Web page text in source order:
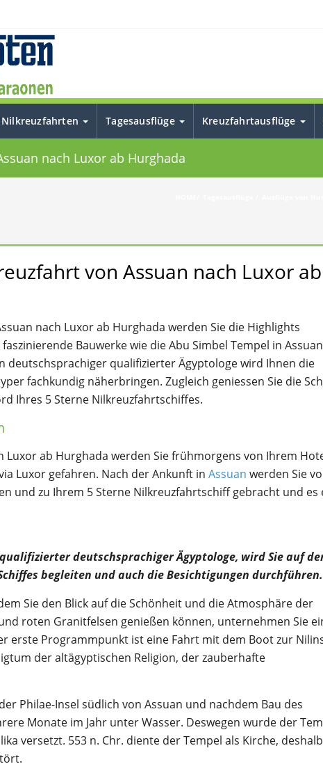
Nilkreuzfahrten Tagesausflüge Kreuzfahrtausflüge
nach Luxor ab Hurghada
von Assuan nach Luxor ab
nach Luxor ab Hurghada werden Sie die Highlights
Bauwerke wie die Abu Simbel Tempel in
deutschsprachiger qualifizierter Ägyptologe wird Ihnen die
fachkundig näherbringen. Zugleich geniessen Sie die
Ihres 5 Sterne Nilkreuzfahrtschiffes.
Luxor ab Hurghada werden Sie frühmorgens von Ihrem
Luxor gefahren. Nach der Ankunft in Assuan werden Sie
und zu Ihrem 5 Sterne Nilkreuzfahrtschiff gebracht und es
deutschsprachiger Ägyptologe, wird Sie auf
begleiten und auch die Besichtigungen durchführen.
Sie den Blick auf die Schönheit und die Atmosphäre der
roten Granitfelsen genießen können, unternehmen Sie
erste Programmpunkt ist eine Fahrt mit dem Boot zur
der altägyptischen Religion, der zauberhafte
Philae-Insel südlich von Assuan und nachdem Bau des
Monate im Jahr unter Wasser. Deswegen wurde der
versetzt. 553 n. Chr. diente der Tempel als Kirche,